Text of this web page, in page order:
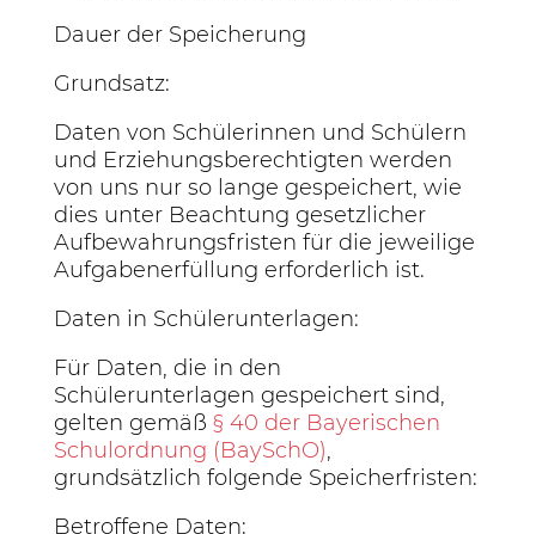
Dauer der Speicherung
Grundsatz:
Daten von Schülerinnen und Schülern
und Erziehungsberechtigten werden
von uns nur so lange gespeichert, wie
dies unter Beachtung gesetzlicher
Aufbewahrungsfristen für die jeweilige
Aufgabenerfüllung erforderlich ist.
Daten in Schülerunterlagen:
Für Daten, die in den
Schülerunterlagen gespeichert sind,
gelten gemäß § 40 der Bayerischen
Schulordnung (BaySchO),
grundsätzlich folgende Speicherfristen:
Betroffene Daten: